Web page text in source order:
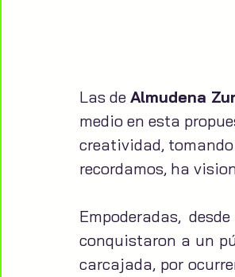
Las de Almudena
medio en esta
creatividad,
recordamos, ha
Empoderadas,
conquistaron a un
carcajada, por